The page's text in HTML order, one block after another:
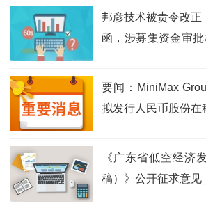
邦彦技术被责令改正
函，涉募集资金审
要闻：MiniMax
拟发行人民币股份在
《广东省低空经济
稿）》公开征求意见